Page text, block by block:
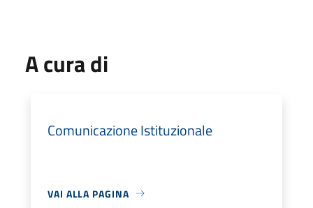
A cura di
Comunicazione Istituzionale
VAI ALLA PAGINA